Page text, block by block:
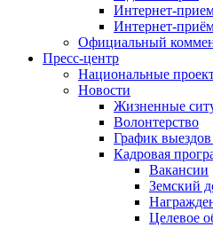
Интернет-
Интернет-
Официальный
Пресс-центр
Национальные
Новости
Жизненные
Волонтерство
График выездов
Кадровая
Вакансии
Земский
Целевое